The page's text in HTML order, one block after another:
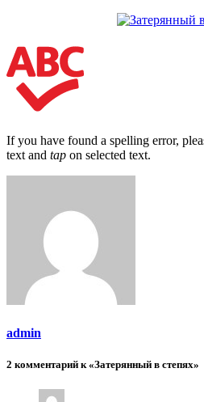
If you have found a spelling error,
text and tap on selected text.
admin
2 комментарий к «Затерянный в степях»